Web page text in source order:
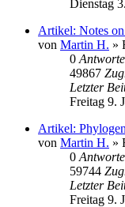
Dienstag
Artikel: Notes
von Martin H. »
0
49867
Letzter
Freitag 9.
Artikel:
von Martin H. »
0
59744
Letzter
Freitag 9.